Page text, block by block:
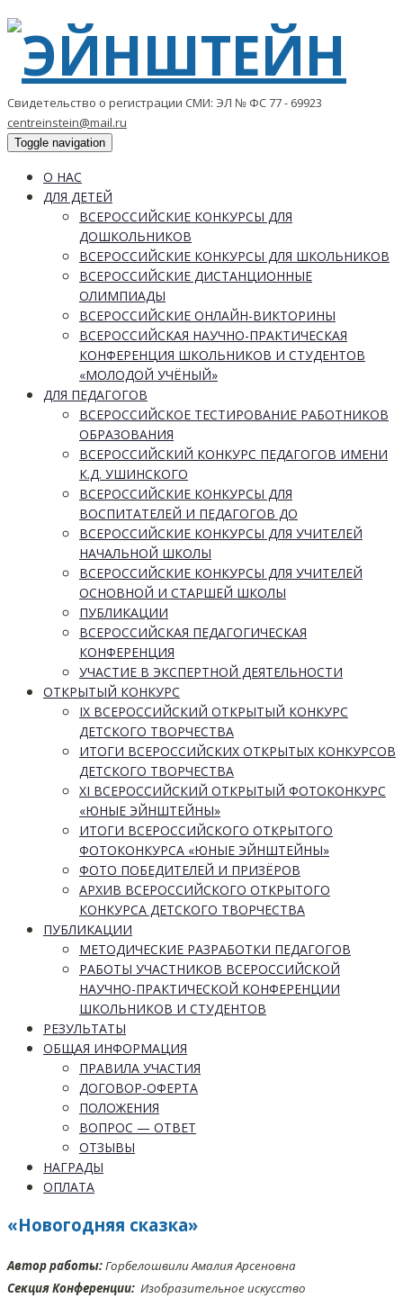
Свидетельство о регистрации СМИ: ЭЛ № ФС 77 - 69923
centreinstein@mail.ru
Toggle navigation
О НАС
ДЛЯ ДЕТЕЙ
ВСЕРОССИЙСКИЕ КОНКУРСЫ ДЛЯ
ДОШКОЛЬНИКОВ
ВСЕРОССИЙСКИЕ КОНКУРСЫ ДЛЯ ШКОЛЬНИКОВ
ВСЕРОССИЙСКИЕ ДИСТАНЦИОННЫЕ
ОЛИМПИАДЫ
ВСЕРОССИЙСКИЕ ОНЛАЙН-ВИКТОРИНЫ
ВСЕРОССИЙСКАЯ НАУЧНО-ПРАКТИЧЕСКАЯ
КОНФЕРЕНЦИЯ ШКОЛЬНИКОВ И СТУДЕНТОВ
«МОЛОДОЙ УЧЁНЫЙ»
ДЛЯ ПЕДАГОГОВ
ВСЕРОССИЙСКОЕ ТЕСТИРОВАНИЕ РАБОТНИКОВ
ОБРАЗОВАНИЯ
ВСЕРОССИЙСКИЙ КОНКУРС ПЕДАГОГОВ ИМЕНИ
К.Д. УШИНСКОГО
ВСЕРОССИЙСКИЕ КОНКУРСЫ ДЛЯ
ВОСПИТАТЕЛЕЙ И ПЕДАГОГОВ ДО
ВСЕРОССИЙСКИЕ КОНКУРСЫ ДЛЯ УЧИТЕЛЕЙ
НАЧАЛЬНОЙ ШКОЛЫ
ВСЕРОССИЙСКИЕ КОНКУРСЫ ДЛЯ УЧИТЕЛЕЙ
ОСНОВНОЙ И СТАРШЕЙ ШКОЛЫ
ПУБЛИКАЦИИ
ВСЕРОССИЙСКАЯ ПЕДАГОГИЧЕСКАЯ
КОНФЕРЕНЦИЯ
УЧАСТИЕ В ЭКСПЕРТНОЙ ДЕЯТЕЛЬНОСТИ
ОТКРЫТЫЙ КОНКУРС
IX ВСЕРОССИЙСКИЙ ОТКРЫТЫЙ КОНКУРС
ДЕТСКОГО ТВОРЧЕСТВА
ИТОГИ ВСЕРОССИЙСКИХ ОТКРЫТЫХ КОНКУРСОВ
ДЕТСКОГО ТВОРЧЕСТВА
XI ВСЕРОССИЙСКИЙ ОТКРЫТЫЙ ФОТОКОНКУРС
«ЮНЫЕ ЭЙНШТЕЙНЫ»
ИТОГИ ВСЕРОССИЙСКОГО ОТКРЫТОГО
ФОТОКОНКУРСА «ЮНЫЕ ЭЙНШТЕЙНЫ»
ФОТО ПОБЕДИТЕЛЕЙ И ПРИЗЁРОВ
АРХИВ ВСЕРОССИЙСКОГО ОТКРЫТОГО
КОНКУРСА ДЕТСКОГО ТВОРЧЕСТВА
ПУБЛИКАЦИИ
МЕТОДИЧЕСКИЕ РАЗРАБОТКИ ПЕДАГОГОВ
РАБОТЫ УЧАСТНИКОВ ВСЕРОССИЙСКОЙ
НАУЧНО-ПРАКТИЧЕСКОЙ КОНФЕРЕНЦИИ
ШКОЛЬНИКОВ И СТУДЕНТОВ
РЕЗУЛЬТАТЫ
ОБЩАЯ ИНФОРМАЦИЯ
ПРАВИЛА УЧАСТИЯ
ДОГОВОР-ОФЕРТА
ПОЛОЖЕНИЯ
ВОПРОС — ОТВЕТ
ОТЗЫВЫ
НАГРАДЫ
ОПЛАТА
«Новогодняя сказка»
Автор работы:Горбелошвили Амалия Арсеновна
Секция Конференции: Изобразительное искусство